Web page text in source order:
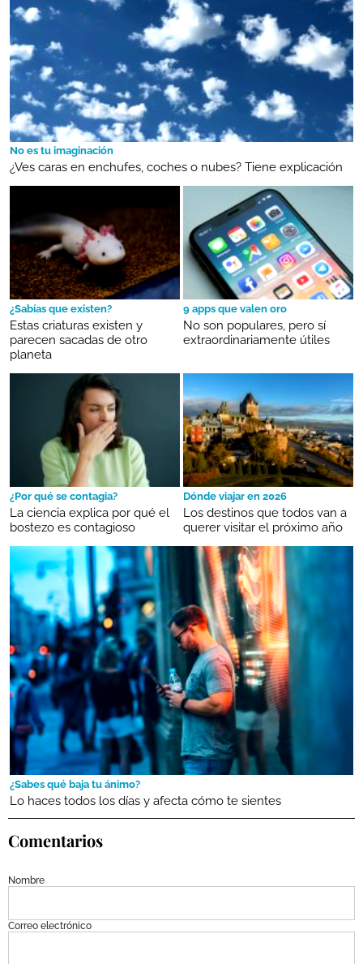
No es tu imaginación
¿Ves caras en enchufes, coches o nubes? Tiene explicación
¿Sabías que existen?
Estas criaturas existen y
parecen sacadas de otro
planeta
9 apps que valen oro
No son populares, pero sí
extraordinariamente útiles
¿Por qué se contagia?
La ciencia explica por qué el
bostezo es contagioso
Dónde viajar en 2026
Los destinos que todos van a
querer visitar el próximo año
¿Sabes qué baja tu ánimo?
Lo haces todos los días y afecta cómo te sientes
Comentarios
Nombre
Correo electrónico